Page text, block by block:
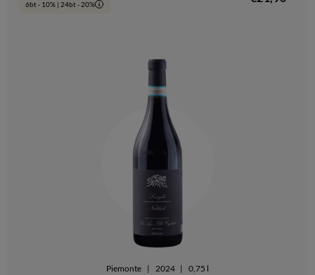
6bt - 10% | 24bt - 20% i
Piemonte | 2024 | 0,75 l